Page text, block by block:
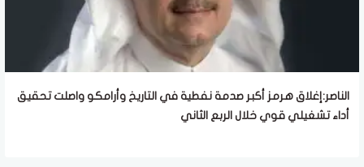
الناصر:إغلاق هرمز أكبر صدمة نفطية في التاريخ وأرامكو واصلت تحقيق
أداء تشغيلي قوي خلال الربع الثاني